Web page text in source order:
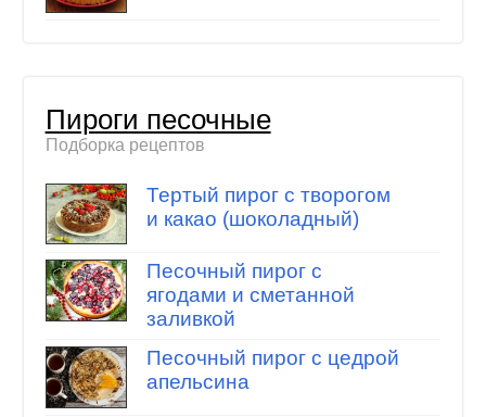
Пироги песочные
Подборка рецептов
Тертый пирог с творогом
и какао (шоколадный)
Песочный пирог с
ягодами и сметанной
заливкой
Песочный пирог с цедрой
апельсина